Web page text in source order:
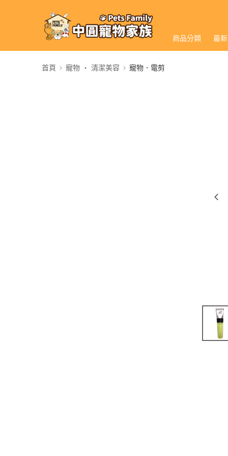
商品分類 最
首頁 寵物 ‧ 清潔美容 寵物．電剪